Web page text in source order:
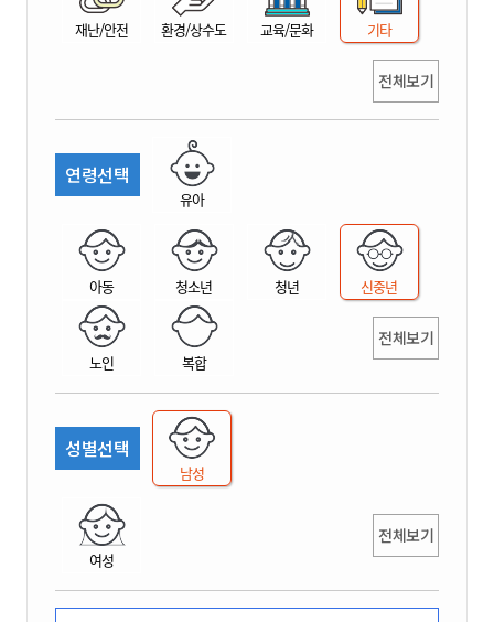
재난/안전 환경/상수도 교육/문화 기타
전체보기
연령선택
유아
아동 청소년 청년 신중년
노인 복합
전체보기
성별선택
남성
여성
전체보기